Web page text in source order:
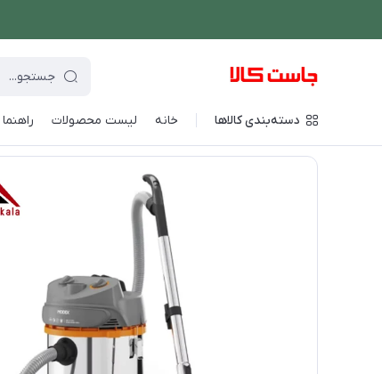
دسته‌بندی کالاها خانه لیست محصولات راهنما
فروشگاه اینترنتی جاست کالا شستشو و نظافت / جارو برقی